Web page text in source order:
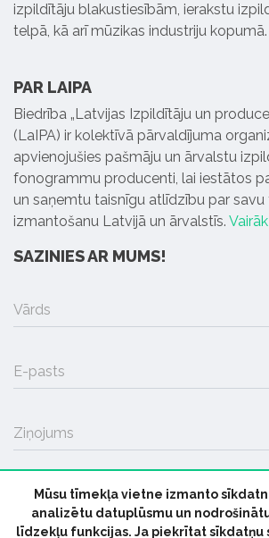
izpildītāju blakustiesībām, ierakstu
telpā, kā arī mūzikas industriju kopumā.
PAR LAIPA
Biedrība „Latvijas Izpildītāju un
(LaIPA) ir kolektīvā pārvaldījuma
apvienojušies pašmāju un ārvalstu
fonogrammu producenti, lai iestātos
un saņemtu taisnīgu atlīdzību par
izmantošanu Latvijā un ārvalstīs. Vairāk
SAZINIES AR MUMS!
Vārds
E-pasts
Ziņojums
SŪTĪT
Mūsu tīmekļa vietne izmanto
analizētu datuplūsmu un
līdzekļu funkcijas. Ja piekrītat sīkdatņu